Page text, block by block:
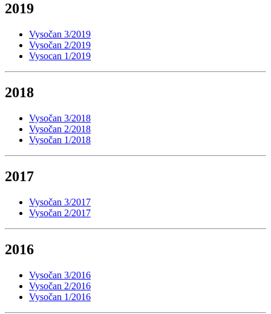
2019
Vysočan 3/2019
Vysočan 2/2019
Vysocan 1/2019
2018
Vysočan 3/2018
Vysočan 2/2018
Vysočan 1/2018
2017
Vysočan 3/2017
Vysočan 2/2017
2016
Vysočan 3/2016
Vysočan 2/2016
Vysočan 1/2016